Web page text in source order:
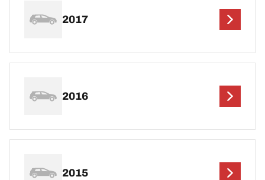
2017
2016
2015